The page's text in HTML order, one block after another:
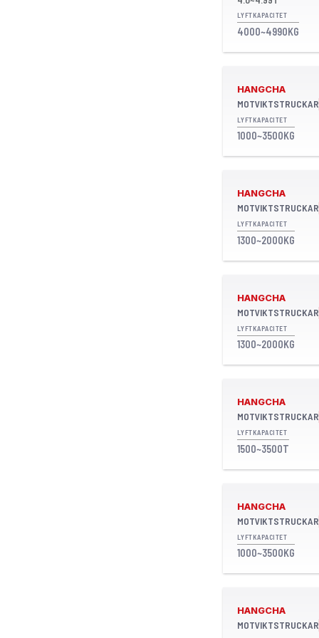
LYFTKAPACITET
4000~4990KG
HANGCHA
MOTVIKTSTRUCKAR
LYFTKAPACITET
1000~3500KG
HANGCHA
MOTVIKTSTRUCKAR
LYFTKAPACITET
1300~2000KG
HANGCHA
MOTVIKTSTRUCKAR
LYFTKAPACITET
1300~2000KG
HANGCHA
MOTVIKTSTRUCKAR
LYFTKAPACITET
1500~3500T
HANGCHA
MOTVIKTSTRUCKAR
LYFTKAPACITET
1000~3500KG
HANGCHA
MOTVIKTSTRUCKAR